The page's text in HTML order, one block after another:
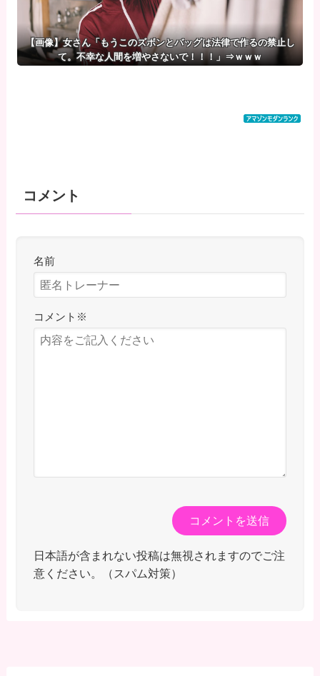
【画像】女さん「もうこのズボンとバッグは法律で作るの禁止し
て。不幸な人間を増やさないで！！！」⇒ｗｗｗ
コメント
名前
コメント ※
日本語が含まれない投稿は無視されますのでご注
意ください。（スパム対策）